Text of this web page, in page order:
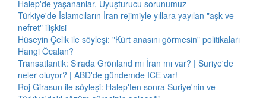
Halep'de yaşananlar, Uyuşturucu sorunumuz
Türkiye'de İslamcıların İran rejimiyle yıllara yayılan "aşk ve
nefret" ilişkisi
Hüseyin Çelik ile söyleşi: "Kürt anasını görmesin" politikaları
Hangi Öcalan?
Transatlantik: Sırada Grönland mı İran mı var? | Suriye'de
neler oluyor? | ABD'de gündemde ICE var!
Roj Girasun ile söyleşi: Halep'ten sonra Suriye'nin ve